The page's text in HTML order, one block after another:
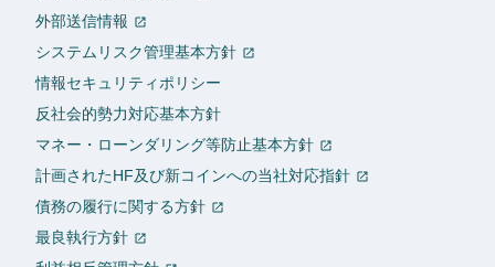
外部送信情報
システムリスク管理基本方針
情報セキュリティポリシー
反社会的勢力対応基本方針
マネー・ローンダリング等防止基本方針
計画されたHF及び新コインへの当社対応指針
債務の履行に関する方針
最良執行方針